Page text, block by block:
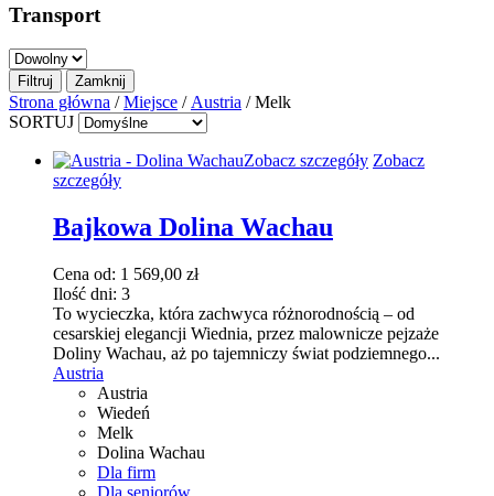
Transport
Strona główna /Miejsce / Austria / Melk
SORTUJ
Zobacz szczegóły Ten
na
stronie
produktu
Zobacz
szczegóły
Bajkowa Dolina Wachau
Cena od: 1 569,00 zł
Ilość dni: 3
To wycieczka, która zachwyca różnorodnością – od
cesarskiej elegancji Wiednia, przez malownicze pejzaże
Doliny Wachau, aż po tajemniczy świat podziemnego...
Austria
Austria
Wiedeń
Melk
Dolina Wachau
Dla firm
Dla seniorów